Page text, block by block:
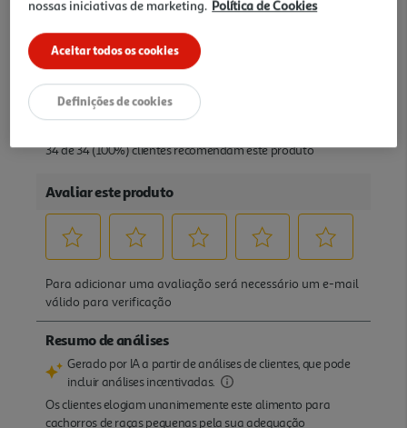
nossas iniciativas de marketing. Política de Cookies
Aceitar todos os cookies
Definições de cookies